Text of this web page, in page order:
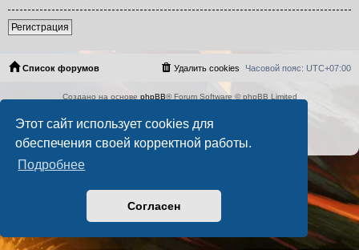
Этот сайт использует cookies для
обеспечения своей корректной работы.
Подробнее
Согласен
Регистрация
Список форумов Часовой пояс: UTC+07:00
Удалить cookies
Создано на основе phpBB® Forum Software © phpBB Limited
PS4 Pro style © Jester
Конфиденциальность |Правила